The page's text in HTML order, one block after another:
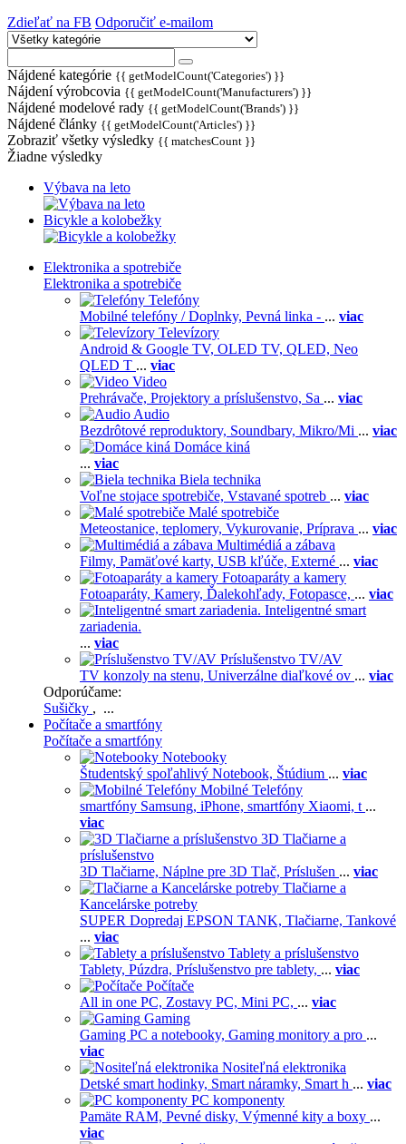
Zdieľať na FB Odporučiť e-mailom
Nájdené kategórie {{ getModelCount('Categories') }}
Nájdení výrobcovia {{ getModelCount('Manufacturers') }}
Nájdené modelové rady {{ getModelCount('Brands') }}
Nájdené články {{ getModelCount('Articles') }}
Zobraziť všetky výsledky {{ matchesCount }}
Žiadne výsledky
Výbava na leto
Bicykle a kolobežky
Elektronika a spotrebiče
Elektronika a spotrebiče
Telefóny
Mobilné telefóny / Doplnky, Pevná linka - ... viac
Televízory
Android & Google TV, OLED TV, QLED, Neo
QLED T ... viac
Video
Prehrávače, Projektory a príslušenstvo, Sa ... viac
Audio
Bezdrôtové reproduktory, Soundbary, Mikro/Mi ... viac
Domáce kiná
... viac
Biela technika
Voľne stojace spotrebiče, Vstavané spotreb ... viac
Malé spotrebiče
Meteostanice, teplomery, Vykurovanie, Príprava ... viac
Multimédiá a zábava
Filmy, Pamäťové karty, USB kľúče, Externé ... viac
Fotoaparáty a kamery
Fotoaparáty, Kamery, Ďalekohľady, Fotopasce, ... viac
Inteligentné smart
zariadenia.
... viac
Príslušenstvo TV/AV
TV konzoly na stenu, Univerzálne diaľkové ov ... viac
Odporúčame:
Sušičky , ...
Počítače a smartfóny
Počítače a smartfóny
Notebooky
Študentský spoľahlivý Notebook, Štúdium ... viac
Mobilné Telefóny
smartfóny Samsung, iPhone, smartfóny Xiaomi, t ...
viac
3D Tlačiarne a
príslušenstvo
3D Tlačiarne, Náplne pre 3D Tlač, Príslušen ... viac
Tlačiarne a
Kancelárske potreby
SUPER Dopredaj EPSON TANK, Tlačiarne, Tankové
... viac
Tablety a príslušenstvo
Tablety, Púzdra, Príslušenstvo pre tablety, ... viac
Počítače
All in one PC, Zostavy PC, Mini PC, ... viac
Gaming
Gaming PC a notebooky, Gaming monitory a pro ...
viac
Nositeľná elektronika
Detské smart hodinky, Smart náramky, Smart h ... viac
PC komponenty
Pamäte RAM, Pevné disky, Výmenné kity a boxy ...
viac